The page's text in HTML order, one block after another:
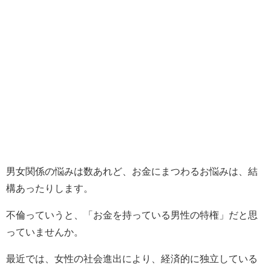
男女関係の悩みは数あれど、お金にまつわるお悩みは、結
構あったりします。
不倫っていうと、「お金を持っている男性の特権」だと思
っていませんか。
最近では、女性の社会進出により、経済的に独立している